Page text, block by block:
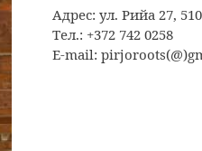
Адрес: ул. Рийа 27,
Тел.: +372 742 0258
E-mail: